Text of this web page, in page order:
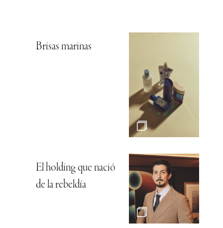
Brisas marinas
El holding que nació
de la rebeldía